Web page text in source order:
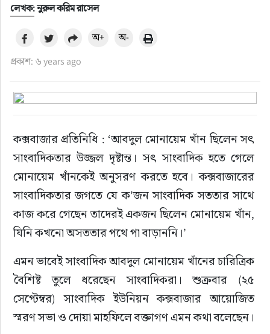
লেখক: নুরুল করিম রাসেল
প্রকাশ: ৬ years ago
অ+ অ-
কক্সবাজার প্রতিনিধি : ‘আবদুল মোনায়েম খাঁন ছিলেন সৎ
সাংবাদিকতার উজ্জল দৃষ্টান্ত। সৎ সাংবাদিক হতে গেলে
মোনায়েম খাঁনকেই অনুসরণ করতে হবে। কক্সবাজারের
সাংবাদিকতার জগতে যে ক’জন সাংবাদিক সততার সাথে
কাজ করে গেছেন তাদেরই একজন ছিলেন মোনায়েম খাঁন,
যিনি কখনো অসততার পথে পা বাড়াননি।’
এমন ভাবেই সাংবাদিক আবদুল মোনায়েম খাঁনের চারিত্রিক
বৈশিষ্ট তুলে ধরেছেন সাংবাদিকরা। শুক্রবার (২৫
সেপ্টেম্বর) সাংবাদিক ইউনিয়ন কক্সবাজার আয়োজিত
স্মরণ সভা ও দোয়া মাহফিলে বক্তাগণ এমন কথা বলেছেন।